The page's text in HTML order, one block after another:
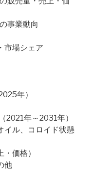
事業動向
市場シェア
年）
2021年～2031年）
イル、コロイド状懸
価格）
他